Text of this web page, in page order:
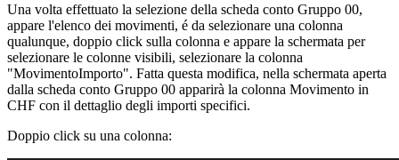
Una volta effettuato la selezione della scheda conto Gruppo 00,
appare l'elenco dei movimenti, é da selezionare una colonna
qualunque, doppio click sulla colonna e appare la schermata per
selezionare le colonne visibili, selezionare la colonna
"MovimentoImporto". Fatta questa modifica, nella schermata aperta
dalla scheda conto Gruppo 00 apparirà la colonna Movimento in
CHF con il dettaglio degli importi specifici.
Doppio click su una colonna: